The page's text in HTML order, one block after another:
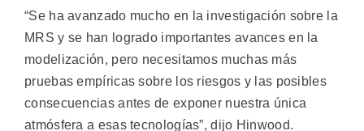
“Se ha avanzado mucho en la investigación sobre la
MRS y se han logrado importantes avances en la
modelización, pero necesitamos muchas más
pruebas empíricas sobre los riesgos y las posibles
consecuencias antes de exponer nuestra única
atmósfera a esas tecnologías”, dijo Hinwood.